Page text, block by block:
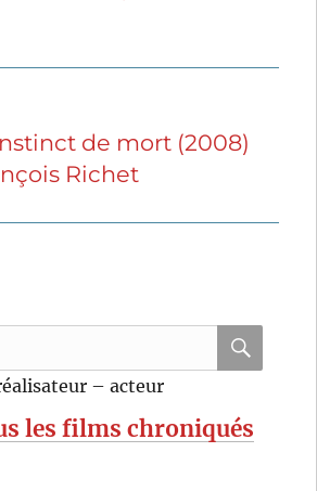
de mort (2008)
Richet
– acteur
les films chroniqués